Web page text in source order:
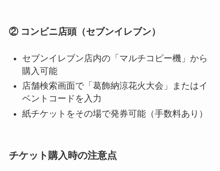
② コンビニ店頭（セブンイレブン）
セブンイレブン店内の「マルチコピー機」から
購入可能
店舗検索画面で「葛飾納涼花火大会」またはイ
ベントコードを入力
紙チケットをその場で発券可能（手数料あり）
チケット購入時の注意点